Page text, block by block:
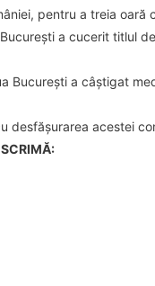
pentru a treia
a cucerit titlul
București a câștigat
desfășurarea acestei